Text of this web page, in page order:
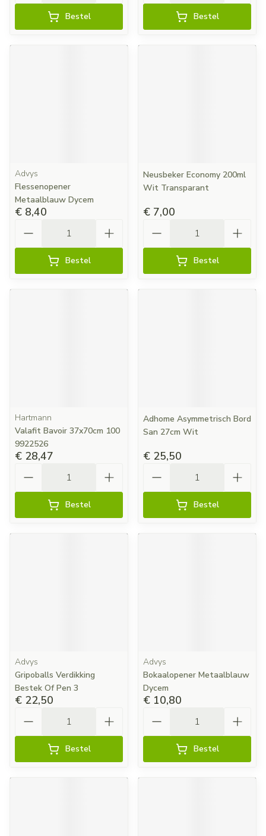
Bestel Bestel
Advys
Flessenopener
Metaalblauw Dycem
€ 8,40
Bestel
Neusbeker Economy 200ml
Wit Transparant
€ 7,00
Bestel
Hartmann
Valafit Bavoir 37x70cm 100
9922526
€ 28,47
Bestel
Adhome Asymmetrisch Bord
San 27cm Wit
€ 25,50
Bestel
Advys
Gripoballs Verdikking
Bestek Of Pen 3
€ 22,50
Bestel
Advys
Bokaalopener Metaalblauw
Dycem
€ 10,80
Bestel